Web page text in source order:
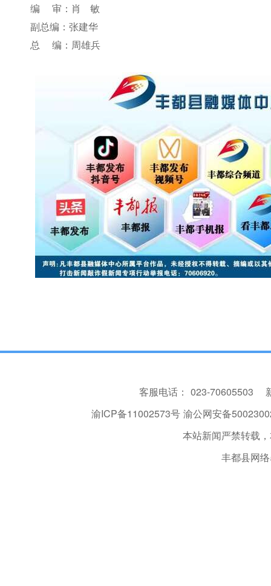
编 审：肖 敏
副总编：张建华
总 编：周雄兵
客服电话： 023-70605503
渝ICP备11002573号 渝公网安备
本站新闻严禁转载
丰都县网